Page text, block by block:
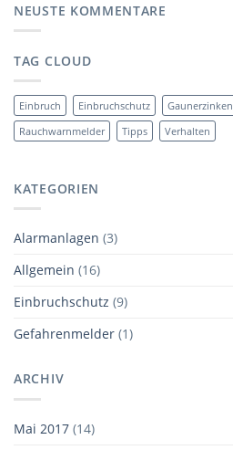
NEUSTE KOMMENTARE
TAG CLOUD
Einbruch Einbruchschutz Gaunerzinken
Rauchwarnmelder
Tipps Verhalten
KATEGORIEN
Alarmanlagen (3)
Allgemein (16)
Einbruchschutz (9)
Gefahrenmelder (1)
ARCHIV
Mai 2017 (14)